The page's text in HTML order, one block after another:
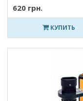
620 грн.
КУПИТЬ